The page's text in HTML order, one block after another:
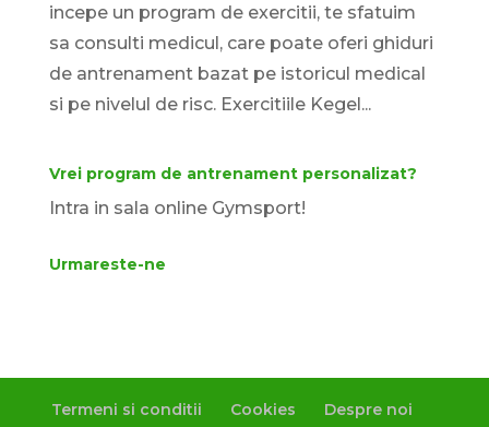
incepe un program de exercitii, te sfatuim
sa consulti medicul, care poate oferi ghiduri
de antrenament bazat pe istoricul medical
si pe nivelul de risc. Exercitiile Kegel...
Vrei program de antrenament personalizat?
Intra in sala online Gymsport!
Urmareste-ne
Termeni si conditii Cookies Despre noi